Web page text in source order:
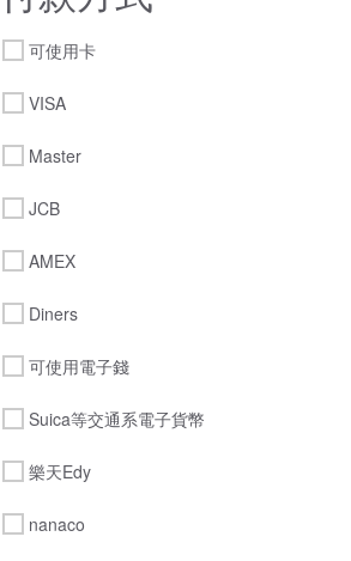
可使用卡
VISA
Master
JCB
AMEX
Diners
可使用電子錢
Suica等交通系電子貨幣
樂天Edy
nanaco